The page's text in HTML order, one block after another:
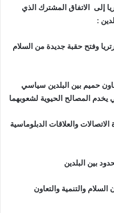
إلى الاتفاق المشترك الذي
:
وفتح حقبة جديدة من السلام
حميم بين البلدين سياسي
المصالح الحيوية لشعوبهما
والعلاقات الدبلوماسية
والتنمية والتعاون